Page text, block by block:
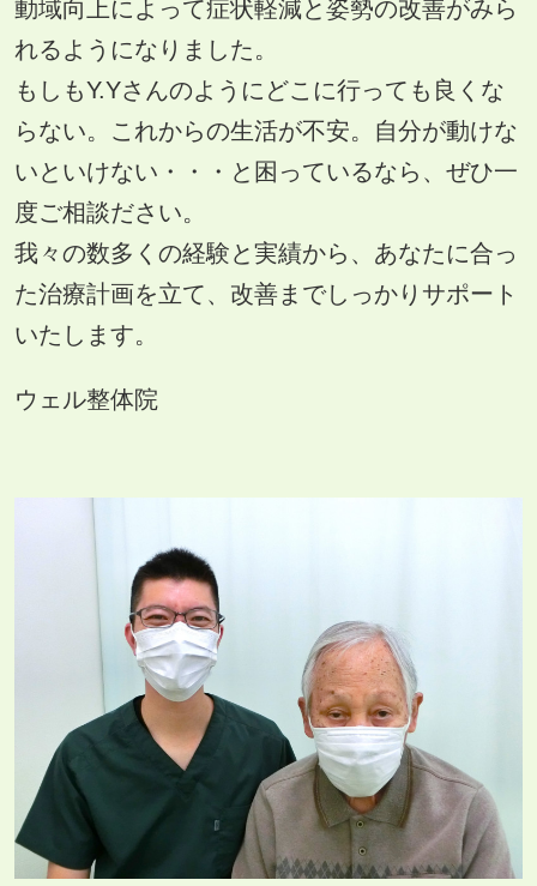
動域向上によって症状軽減と姿勢の改善がみら
れるようになりました。
もしもY.Yさんのようにどこに行っても良くな
らない。これからの生活が不安。自分が動けな
いといけない・・・と困っているなら、ぜひ一
度ご相談ださい。
我々の数多くの経験と実績から、あなたに合っ
た治療計画を立て、改善までしっかりサポート
いたします。
ウェル整体院